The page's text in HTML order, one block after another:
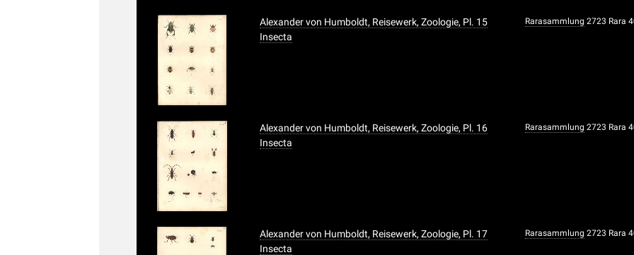
Alexander von Humboldt, Reisewerk, Zoologie, Pl. 15
Insecta
Rarasammlung 2723 Rara
Alexander von Humboldt, Reisewerk, Zoologie, Pl. 16
Insecta
Rarasammlung 2723 Rara
Alexander von Humboldt, Reisewerk, Zoologie, Pl. 17
Insecta
Rarasammlung 2723 Rara